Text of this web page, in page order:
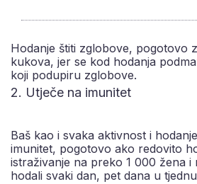
Hodanje štiti zglobove, pogotovo
kukova, jer se kod hodanja
koji podupiru zglobove.
2. Utječe na imunitet
Baš kao i svaka aktivnost i
imunitet, pogotovo ako redovito
istraživanje na preko 1 000 žena i
hodali svaki dan, pet dana u